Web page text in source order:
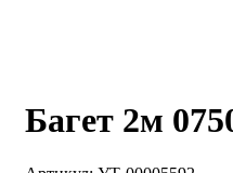
Багет 2м